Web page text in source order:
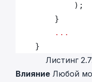
            );
        }
        ...
    }
Листинг
Влияние Любой